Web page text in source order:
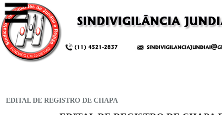
EDITAL DE REGISTRO DE CHAPA